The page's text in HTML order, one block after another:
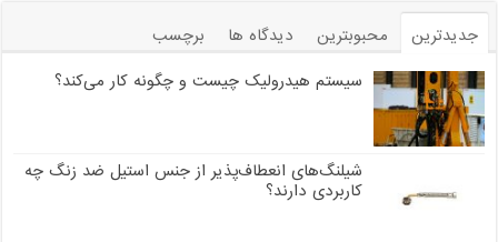
جدیدترین محبوبترین دیدگاه ها
برچسب
سیستم هیدرولیک چیست و چگونه کار می‌کند؟
شیلنگ‌های انعطاف‌پذیر از جنس استیل ضد زنگ چه
کاربردی دارند؟